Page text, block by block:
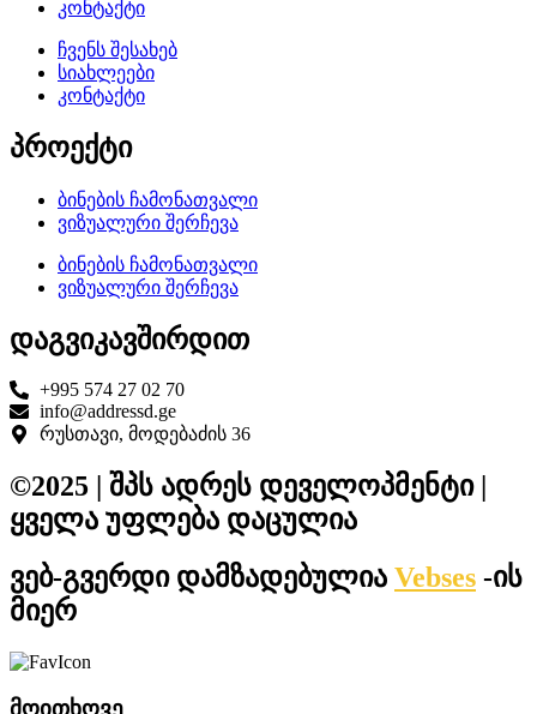
კონტაქტი
ჩვენს შესახებ
სიახლეები
კონტაქტი
პროექტი
ბინების ჩამონათვალი
ვიზუალური შერჩევა
ბინების ჩამონათვალი
ვიზუალური შერჩევა
დაგვიკავშირდით
+995 574 27 02 70
info@addressd.ge
რუსთავი, მოდებაძის 36
©2025 | შპს ადრეს დეველოპმენტი |
ყველა უფლება დაცულია
ვებ-გვერდი დამზადებულია Vebses -ის
მიერ
მოითხოვე